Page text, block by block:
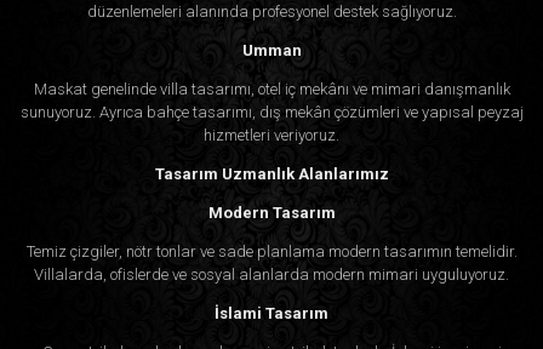
düzenlemeleri alanında profesyonel destek sağlıyoruz.
Umman
Maskat genelinde villa tasarımı, otel iç mekânı ve mimari danışmanlık
sunuyoruz. Ayrıca bahçe tasarımı, dış mekân çözümleri ve yapısal peyzaj
hizmetleri veriyoruz.
Tasarım Uzmanlık Alanlarımız
Modern Tasarım
Temiz çizgiler, nötr tonlar ve sade planlama modern tasarımın temelidir.
Villalarda, ofislerde ve sosyal alanlarda modern mimari uyguluyoruz.
İslami Tasarım